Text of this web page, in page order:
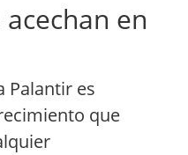
en
Palantir es
que